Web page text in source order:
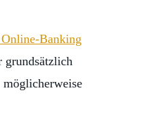
Banking
grundsätzlich